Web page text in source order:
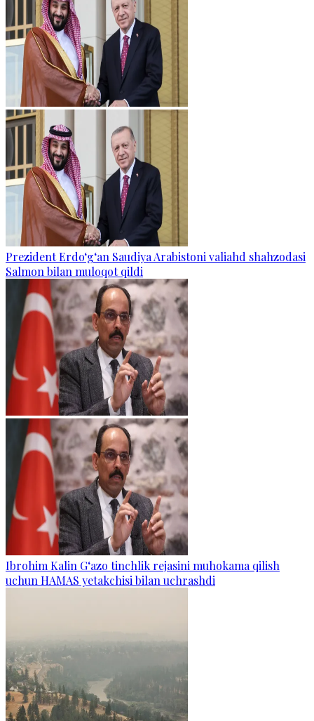
Prezident Erdo‘g‘an Saudiya Arabistoni valiahd shahzodasi
Salmon bilan muloqot qildi
Ibrohim Kalin G‘azo tinchlik rejasini muhokama qilish
uchun HAMAS yetakchisi bilan uchrashdi